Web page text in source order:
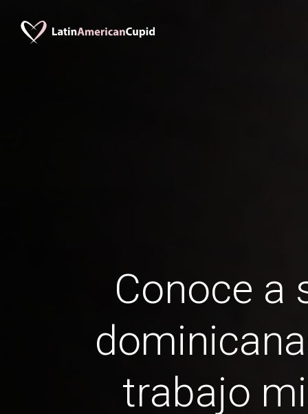
Conoce a
trabajo